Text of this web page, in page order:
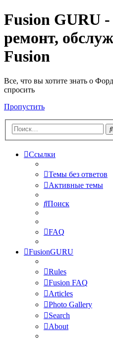
Fusion GURU
ремонт,
Fusion
Все, что вы хотите знать о
спросить
Пропустить
Ссылки
Темы без ответов
Активные темы
Поиск
FAQ
FusionGURU
Rules
Fusion FAQ
Articles
Photo Gallery
Search
About